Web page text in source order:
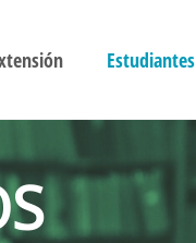
Estudiantes